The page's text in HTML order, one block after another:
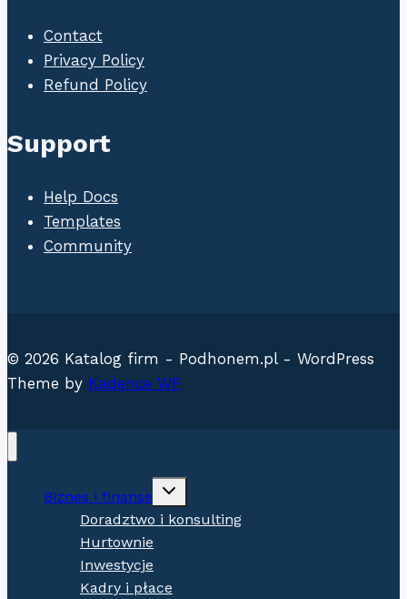
Contact
Privacy Policy
Refund Policy
Support
Help Docs
Templates
Community
© 2026 Katalog firm - Podhonem.pl - WordPress
Theme by Kadence WP
Biznes i finanse
Expand
menu
Doradztwo i konsulting
Hurtownie
Inwestycje
Kadry i płace